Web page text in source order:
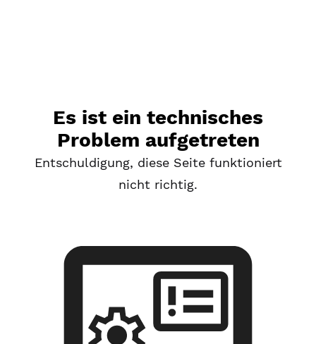
Es ist ein technisches
Problem aufgetreten
Entschuldigung, diese Seite funktioniert
nicht richtig.